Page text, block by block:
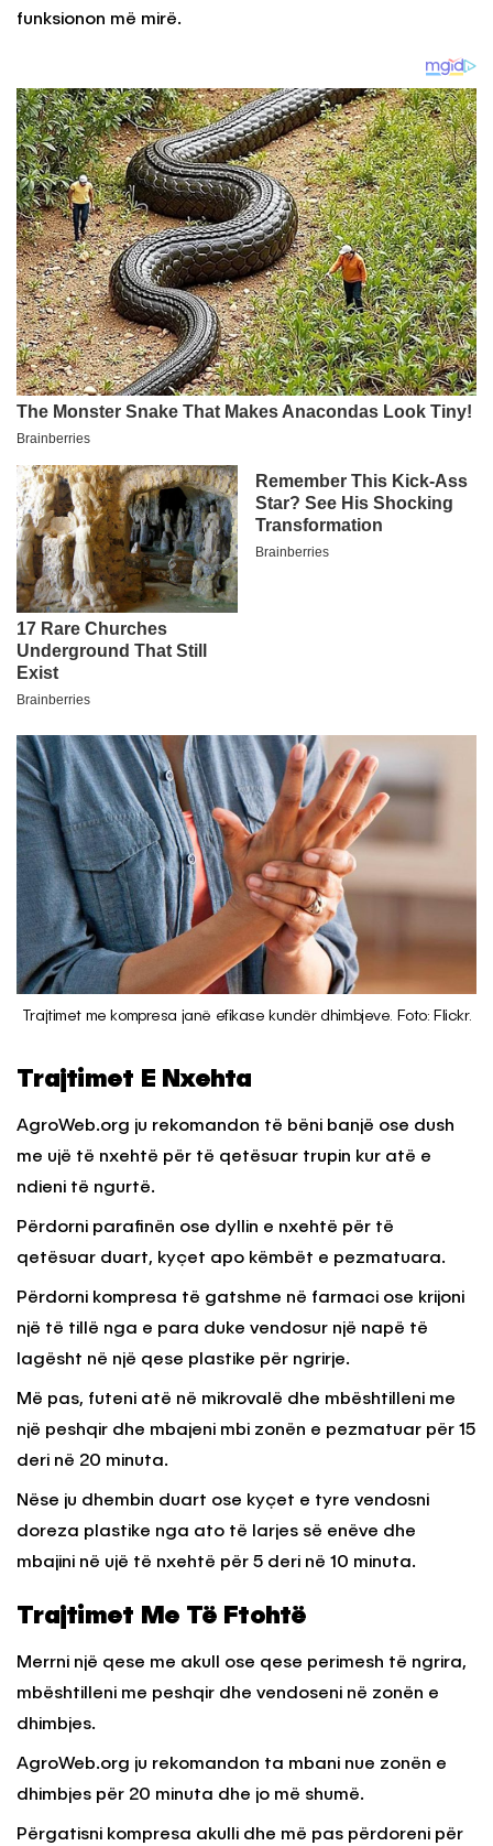
funksionon më mirë.
Trajtimet me kompresa janë efikase kundër dhimbjeve. Foto: Flickr.
Trajtimet E Nxehta
AgroWeb.org ju rekomandon të bëni banjë ose dush
me ujë të nxehtë për të qetësuar trupin kur atë e
ndieni të ngurtë.
Përdorni parafinën ose dyllin e nxehtë për të
qetësuar duart, kyçet apo këmbët e pezmatuara.
Përdorni kompresa të gatshme në farmaci ose krijoni
një të tillë nga e para duke vendosur një napë të
lagësht në një qese plastike për ngrirje.
Më pas, futeni atë në mikrovalë dhe mbështilleni me
një peshqir dhe mbajeni mbi zonën e pezmatuar për 15
deri në 20 minuta.
Nëse ju dhembin duart ose kyçet e tyre vendosni
doreza plastike nga ato të larjes së enëve dhe
mbajini në ujë të nxehtë për 5 deri në 10 minuta.
Trajtimet Me Të Ftohtë
Merrni një qese me akull ose qese perimesh të ngrira,
mbështilleni me peshqir dhe vendoseni në zonën e
dhimbjes.
AgroWeb.org ju rekomandon ta mbani nue zonën e
dhimbjes për 20 minuta dhe jo më shumë.
Përgatisni kompresa akulli dhe më pas përdoreni për